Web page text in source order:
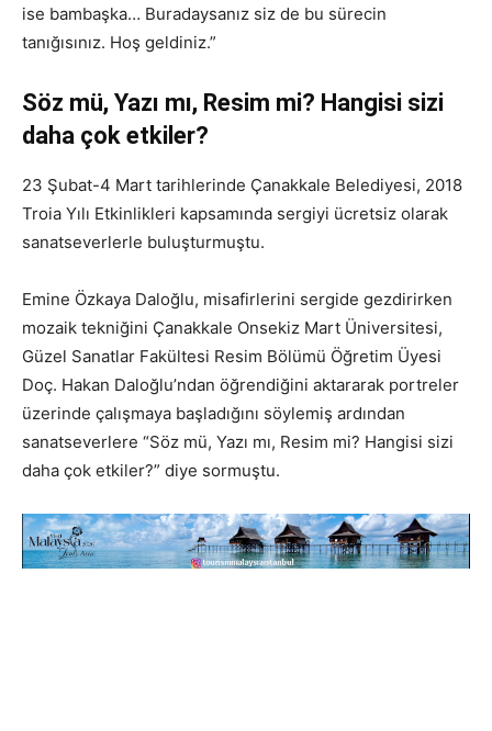
ise bambaşka… Buradaysanız siz de bu sürecin
tanığısınız. Hoş geldiniz.”
Söz mü, Yazı mı, Resim mi? Hangisi sizi
daha çok etkiler?
23 Şubat-4 Mart tarihlerinde Çanakkale Belediyesi, 2018
Troia Yılı Etkinlikleri kapsamında sergiyi ücretsiz olarak
sanatseverlerle buluşturmuştu.
Emine Özkaya Daloğlu, misafirlerini sergide gezdirirken
mozaik tekniğini Çanakkale Onsekiz Mart Üniversitesi,
Güzel Sanatlar Fakültesi Resim Bölümü Öğretim Üyesi
Doç. Hakan Daloğlu’ndan öğrendiğini aktararak portreler
üzerinde çalışmaya başladığını söylemiş ardından
sanatseverlere “Söz mü, Yazı mı, Resim mi? Hangisi sizi
daha çok etkiler?” diye sormuştu.